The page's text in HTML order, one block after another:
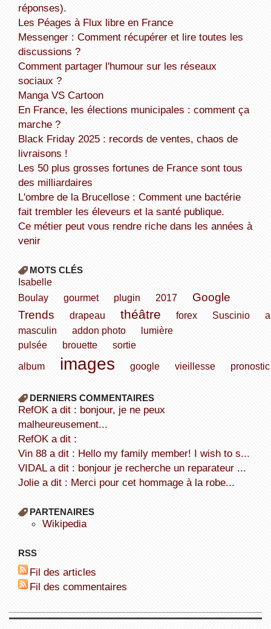
réponses).
Les Péages à Flux libre en France
Messenger : Comment récupérer et lire toutes les
discussions ?
Comment partager l'humour sur les réseaux
sociaux ?
Manga VS Cartoon
En France, les élections municipales : comment ça
marche ?
Black Friday 2025 : records de ventes, chaos de
livraisons !
Les 50 plus grosses fortunes de France sont tous
des milliardaires
L'ombre de la Brucellose : Comment une bactérie
fait trembler les éleveurs et la santé publique.
Ce métier peut vous rendre riche dans les années à
venir
MOTS CLÉS
Isabelle
Boulay
gourmet plugin 2017
Google
Trends
drapeau théâtre forex Suscinio
masculin
addon photo
lumière
pulsée
brouette
sortie
album
images google vieillesse pronostic
DERNIERS COMMENTAIRES
refOK a dit : bonjour, je ne peux
malheureusement...
refOK a dit :
Vin 88 a dit : Hello my family member! I wish to s...
VIDAL a dit : bonjour je recherche un reparateur ...
Jolie a dit : Merci pour cet hommage à la robe...
PARTENAIRES
wikipedia
RSS
Fil des articles
Fil des commentaires